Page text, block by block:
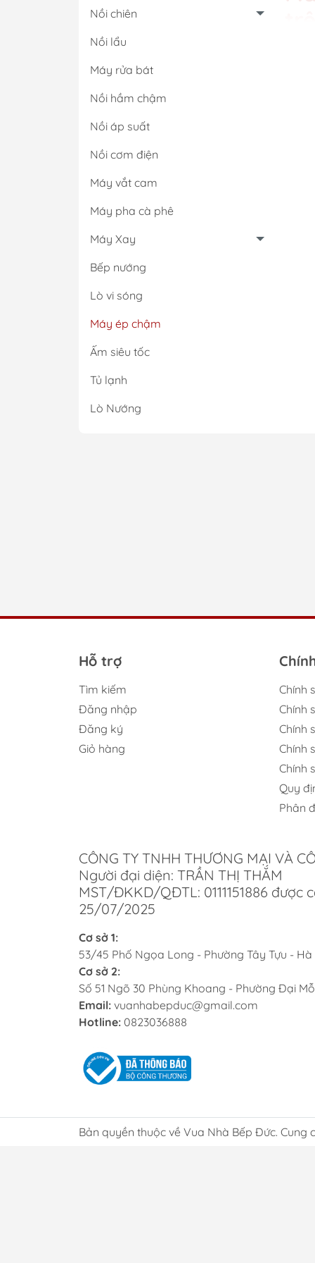
hơn,
phụ
Khi
Một
đảm
Nồi chiên
Nồi lẩu
Máy rửa bát
Nồi hầm chậm
Nồi áp suất
Nồi cơm điện
Máy vắt cam
Máy pha cà phê
Máy Xay
Bếp nướng
Lò vi sóng
Máy ép chậm
Ấm siêu tốc
Tủ lạnh
Lò Nướng
Hỗ trợ
Tìm kiếm
Đăng nhập
Đăng ký
Giỏ hàng
Chính
Chính
Chính
Chính
Chính
Quy
Phân
CÔNG TY TNHH THƯƠNG MẠI VÀ
Người đại diện: TRẦN THỊ THẮM
MST/ĐKKD/QĐTL: 0111151886 được
25/07/2025
Cơ sở 1:
53/45 Phố Ngọa Long - Phường Tây Tựu - Hà
Cơ sở 2:
Số 51 Ngõ 30 Phùng Khoang - Phường Đại
Email: vuanhabepduc@gmail.com
Hotline: 0823036888
Bản quyền thuộc về Vua Nhà Bếp Đức. Cung